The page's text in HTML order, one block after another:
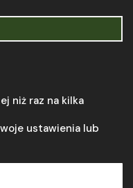
niż raz na kilka
ustawienia lub